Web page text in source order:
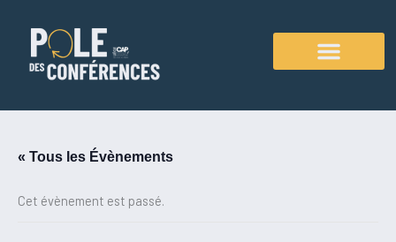
« Tous les Évènements
Cet évènement est passé.